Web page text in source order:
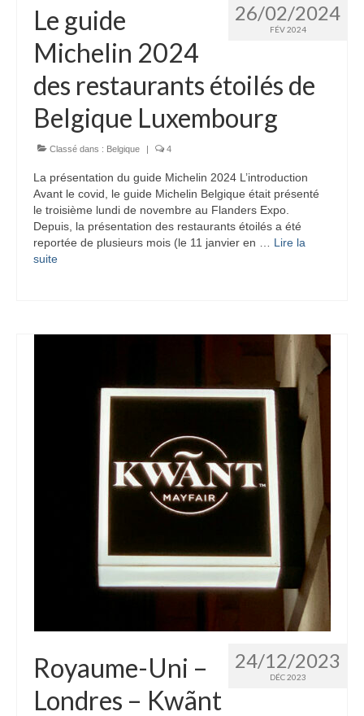
26/02/2024
FÉV 2024
Le guide
Michelin 2024
des restaurants étoilés de
Belgique Luxembourg
Classé dans : Belgique | 4
La présentation du guide Michelin 2024 L’introduction
Avant le covid, le guide Michelin Belgique était présenté
le troisième lundi de novembre au Flanders Expo.
Depuis, la présentation des restaurants étoilés a été
reportée de plusieurs mois (le 11 janvier en … Lire la
suite­­
24/12/2023
DÉC 2023
Royaume-Uni –
Londres – Kwãnt